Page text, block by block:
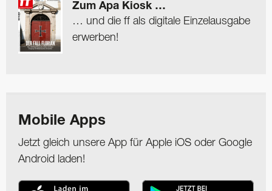
Zum Apa Kiosk …
… und die ff als digitale Einzelausgabe
erwerben!
Mobile Apps
Jetzt gleich unsere App für Apple iOS oder Google
Android laden!